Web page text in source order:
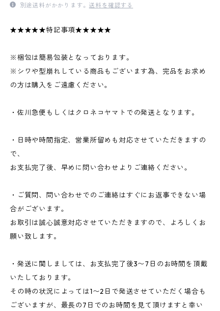
別途送料がかかります。送料を確認する
★★★★★特記事項★★★★★
※梱包は簡易包装となっております。
※シワや型崩れしている商品もございます為、完品をお求め
の方は購入をご遠慮ください。
・佐川急便もしくはクロネコヤマトでの発送となります。
・日時や時間指定、営業所留めも対応させていただきますの
で、
お支払完了後、早めに問い合わせよりご連絡ください。
・ご質問、問い合わせでのご連絡はすぐにお返事できない場
合がございます。
お取引は誠心誠意対応させていただきますので、よろしくお
願い致します。
・発送に関しましては、お支払完了後3〜7日のお時間を頂戴
いたしております。
その時の状況によっては1〜2日で発送させていただく場合も
ございますが、最長の7日でのお時間を見て頂けますと幸い